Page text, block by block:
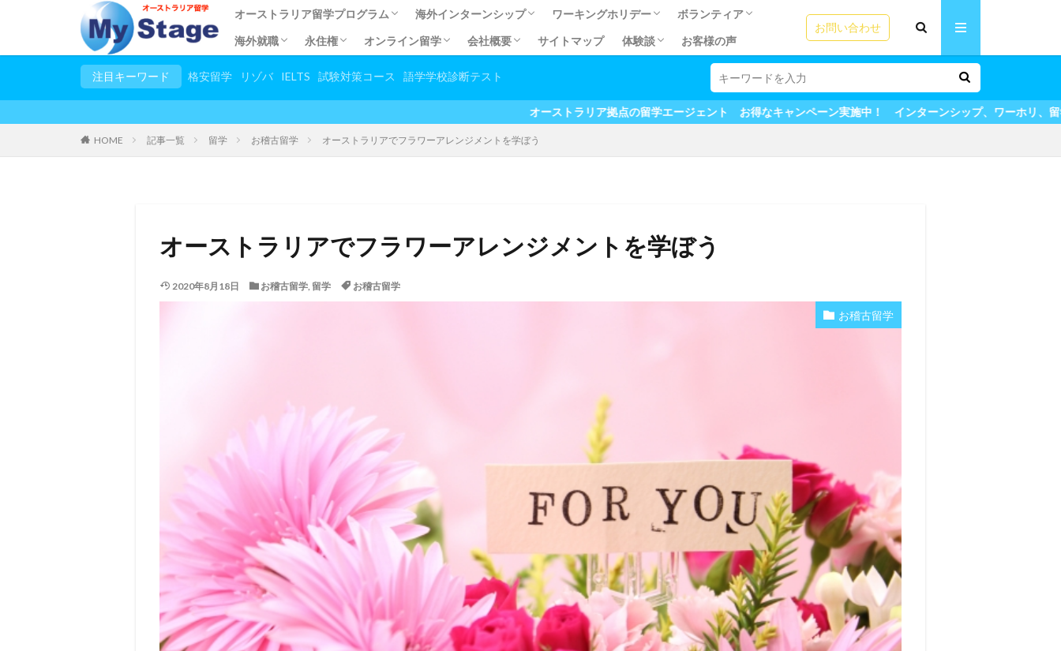
オーストラリア留学プログラム
都市別語学学校
語学留学
専門学校留学
短期語学留学
大学・大学院留学
小/中/高校留学
幼稚園留学
トビタテ留学JAPAN
親子留学
2カ国留学
他国の留学一覧
春休み夏休み大学生プログラム
試験対策コース
日本語教師養成講座
児童英語教師養成講座(TECSOL)
英語教師養成講座(TESOL)
お稽古留学
シニア留学
スタディーツアー
田舎ステイプログラム
海外インターンシップ
オーストラリア有給インターンシップ
オーストラリア有給インターンシップ体験談
有給インターンシップQ&A
カナダ有給インターンシップ
オーストラリア無給インターンシップ
オーストラリア無給インターンシップ体験談
無給インターンシップＱ＆Ａ
ワーキングホリデー
ワーキングホリデーとは？
留学費用の元が取れるワーホリの方法
ワーホリお得なパッケージ
英語力向上だけじゃない！ホームステイ魅力
あなたに合うビザを見つけよう！ビザの選び
【コラム】ワーホリ＆留学の成功の秘訣！
【準備編】海外生活必須アイテム
【準備編】オーストラリア交通ICカード
ボランティア
幼稚園ボランティア
日本語教師アシスタント
海外就職
シンガポールで海外就職
応募条件
プログラムの流れ
永住権
住みやすい国No.1！で暮らす
永住権取得への道
申請手続きの流れ
留学して永住権が目指せる道
ビザ申請を依頼する利点
永住権にまつわるよくある質問
オンライン留学
コスト抑えて英語力アップ！オンライン留学
しっかり英語力アップ！セレクティブ英会話
お家でお手軽英語学習♪オンライン英会話
会社概要
会社概要
アクセス
マイステージ スタッフプロフィール
プライバシーポリシー
サイトマップ 体験談
有給インターンシップ体験談
無給インターンシップ体験談
大学生春休み/夏休みプログラム体験談
ボランティア体験談
ホームステイ・田舎ステイ
マイステージ利用者の声
オンライン留学＆英会話
お客様の声
お問い合わせ
注目キーワード 格安留学 リゾバ IELTS 試験対策コース 語学学校診断テスト
オーストラリア拠点の留学エージェント お得なキャンペーン実施中！ インターンシップ、ワーホリ、留学も全てマイステージ
HOME 記事一覧 留学 お稽古留学 オーストラリアでフラワーアレンジメントを学ぼう
オーストラリアでフラワーアレンジメントを学ぼう
2020年8月18日 お稽古留学, 留学 お稽古留学
お稽古留学